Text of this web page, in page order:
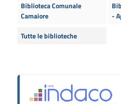
Biblioteca Comunale
Camaiore
-
Tutte le biblioteche